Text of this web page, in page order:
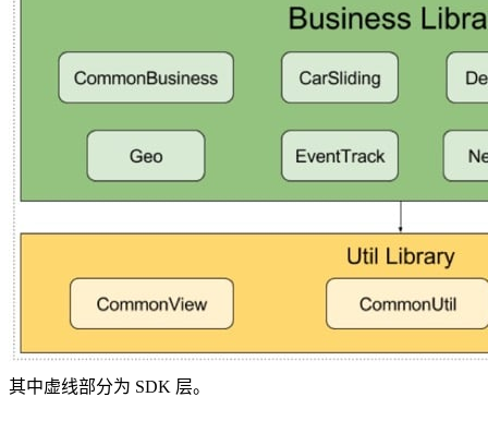
其中虚线部分为 SDK 层。